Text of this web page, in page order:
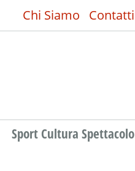
Chi Siamo Contatti
Sport Cultura Spettacolo